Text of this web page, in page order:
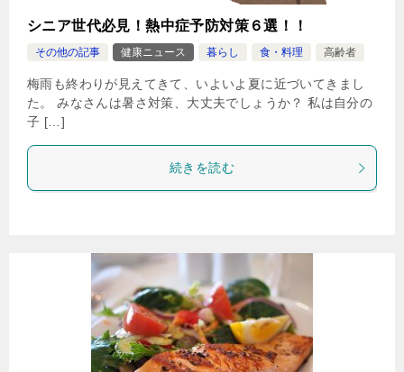
シニア世代必見！熱中症予防対策６選！！
その他の記事 健康ニュース 暮らし 食・料理 高齢者
梅雨も終わりが見えてきて、いよいよ夏に近づいてきまし
た。 みなさんは暑さ対策、大丈夫でしょうか？ 私は自分の
子 […]
続きを読む